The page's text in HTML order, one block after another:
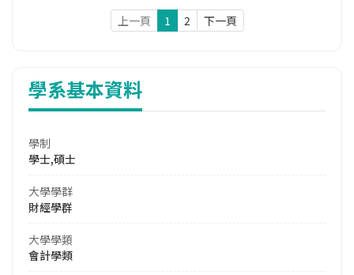
上一頁 1 2 下一頁
學系基本資料
學制
學士,碩士
大學學群
財經學群
大學學類
會計學類